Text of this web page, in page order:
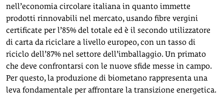
nell’economia circolare italiana in quanto immette
prodotti rinnovabili nel mercato, usando fibre vergini
certificate per l’85% del totale ed è il secondo utilizzatore
di carta da riciclare a livello europeo, con un tasso di
riciclo dell’87% nel settore dell’imballaggio. Un primato
che deve confrontarsi con le nuove sfide messe in campo.
Per questo, la produzione di biometano rappresenta una
leva fondamentale per affrontare la transizione energetica.